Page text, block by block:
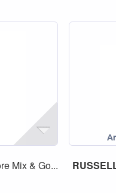
Mix & Go...